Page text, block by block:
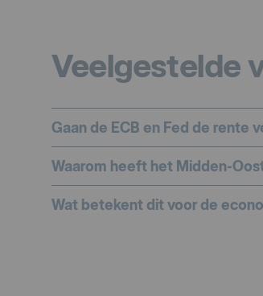
Veelgestelde
Gaan de ECB en Fed de rente
Waarom heeft het Midden-
Wat betekent dit voor de